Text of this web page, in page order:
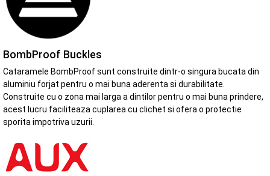
BombProof Buckles
Cataramele BombProof sunt construite dintr-o singura bucata din
aluminiu forjat pentru o mai buna aderenta si durabilitate.
Construite cu o zona mai larga a dintilor pentru o mai buna prindere,
acest lucru faciliteaza cuplarea cu clichet si ofera o protectie
sporita impotriva uzurii.